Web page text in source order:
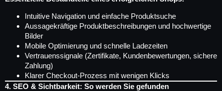
Intuitive Navigation und einfache Produktsuche
Aussagekräftige Produktbeschreibungen und hochwertige
Bilder
Mobile Optimierung und schnelle Ladezeiten
Vertrauenssignale (Zertifikate, Kundenbewertungen, sichere
Zahlung)
Klarer Checkout-Prozess mit wenigen Klicks
4. SEO & Sichtbarkeit: So werden Sie gefunden